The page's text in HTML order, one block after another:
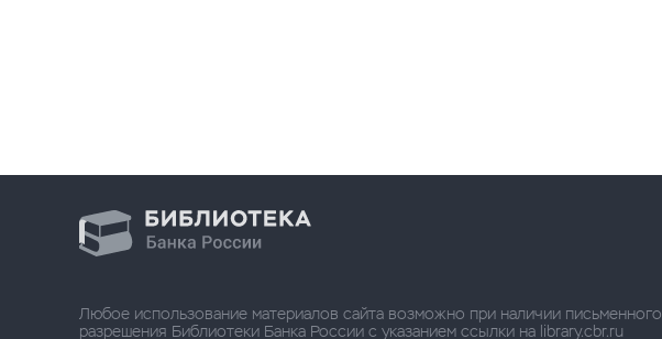
Любое использование материалов сайта возможно при наличии письменного
разрешения Библиотеки Банка России с указанием ссылки на library.cbr.ru